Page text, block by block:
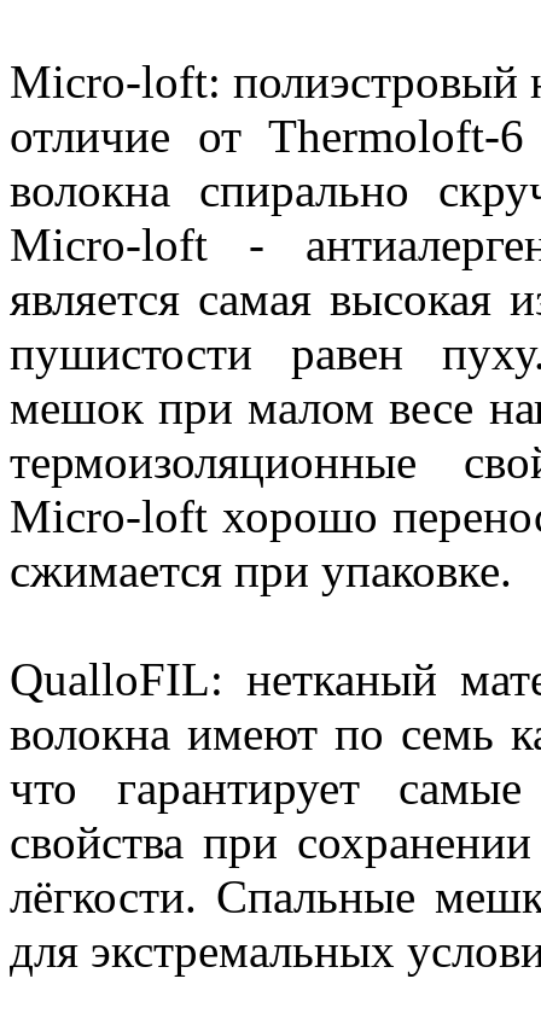
Micro-loft: полиэстровый
отличие от Thermoloft-
волокна спирально
Micro-loft -
является самая высокая
пушистости равен
мешок при малом весе
термоизоляционные
Micro-loft хорошо
сжимается при упаковке.
QualloFIL: нетканый
волокна имеют по семь
что гарантирует
свойства при
лёгкости. Спальные
для экстремальных